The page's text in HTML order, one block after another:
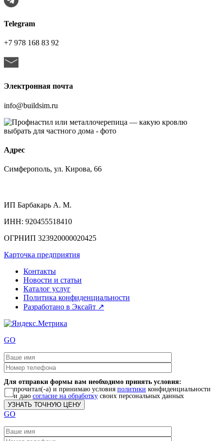
Telegram
+7 978 168 83 92
Электронная почта
info@buildsim.ru
Адрес
Симферополь, ул. Кирова, 66
ИП Барбакарь А. М.
ИНН: 920455518410
ОГРНИП 323920000020425
Карточка предприятия
Контакты
Новости и статьи
Каталог услуг
Политика конфиденциальности
Разработано в Эксайт ↗
GO
Для отправки формы вам необходимо принять условия:
прочитал(-а) и принимаю условия политики конфиденциальности
и даю согласие на обработку своих персональных данных
GO